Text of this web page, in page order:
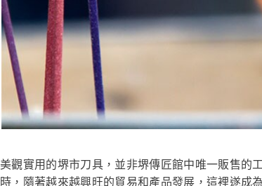
美觀實用的堺市刀具，並非堺傳匠館中唯一販售的
時，隨著越來越興旺的貿易和產品發展，這裡遂成